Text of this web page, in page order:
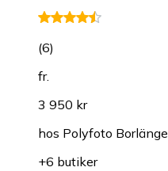
(6)
fr.
3 950 kr
hos Polyfoto Borlänge
+6 butiker